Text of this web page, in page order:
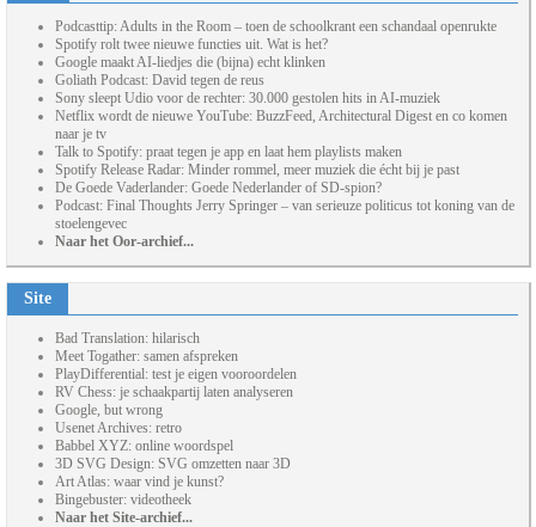
Podcasttip: Adults in the Room – toen de schoolkrant een schandaal openrukte
Spotify rolt twee nieuwe functies uit. Wat is het?
Google maakt AI-liedjes die (bijna) echt klinken
Goliath Podcast: David tegen de reus
Sony sleept Udio voor de rechter: 30.000 gestolen hits in AI-muziek
Netflix wordt de nieuwe YouTube: BuzzFeed, Architectural Digest en co komen
naar je tv
Talk to Spotify: praat tegen je app en laat hem playlists maken
Spotify Release Radar: Minder rommel, meer muziek die écht bij je past
De Goede Vaderlander: Goede Nederlander of SD-spion?
Podcast: Final Thoughts Jerry Springer – van serieuze politicus tot koning van de
stoelengevec
Naar het Oor-archief...
Site
Bad Translation: hilarisch
Meet Togather: samen afspreken
PlayDifferential: test je eigen vooroordelen
RV Chess: je schaakpartij laten analyseren
Google, but wrong
Usenet Archives: retro
Babbel XYZ: online woordspel
3D SVG Design: SVG omzetten naar 3D
Art Atlas: waar vind je kunst?
Bingebuster: videotheek
Naar het Site-archief...